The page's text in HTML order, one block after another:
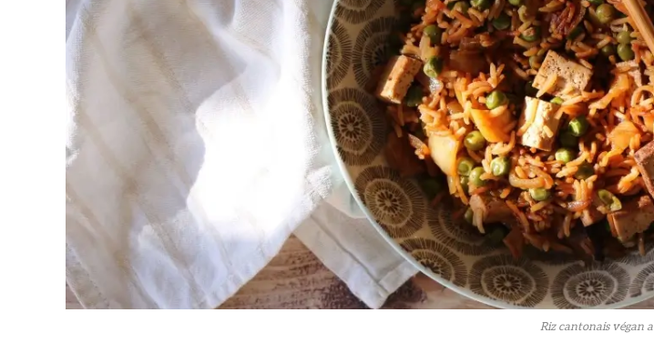
Riz cantonais végan